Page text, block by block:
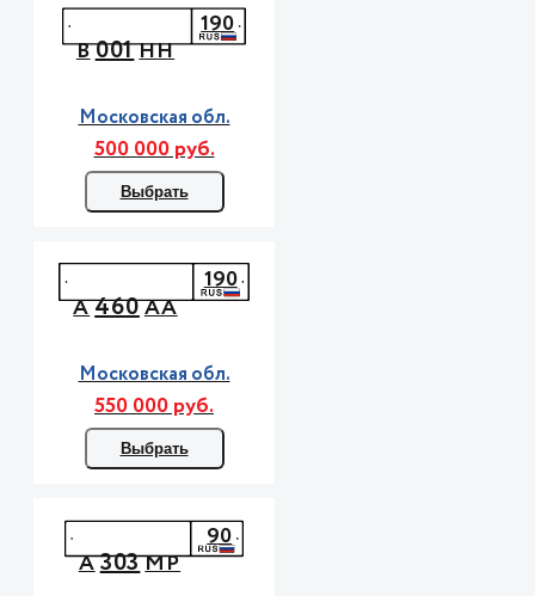
В001НН
190
Московская обл.
500 000 руб.
Выбрать
А460АА
190
Московская обл.
550 000 руб.
Выбрать
А303МР
90